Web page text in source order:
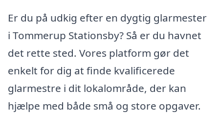
Er du på udkig efter en dygtig glarmester
i Tommerup Stationsby? Så er du havnet
det rette sted. Vores platform gør det
enkelt for dig at finde kvalificerede
glarmestre i dit lokalområde, der kan
hjælpe med både små og store opgaver.